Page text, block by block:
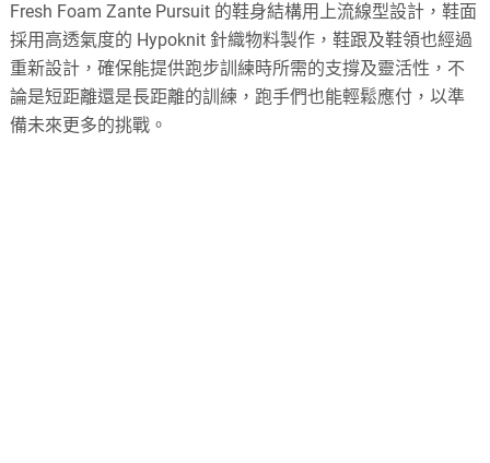
Fresh Foam Zante Pursuit 的鞋身結構用上流線型設計，鞋面
採用高透氣度的 Hypoknit 針織物料製作，鞋跟及鞋領也經過
重新設計，確保能提供跑步訓練時所需的支撐及靈活性，不
論是短距離還是長距離的訓練，跑手們也能輕鬆應付，以準
備未來更多的挑戰。